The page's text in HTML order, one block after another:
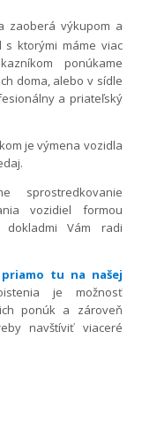
zaoberá výkupom a
s ktorými máme viac
ponúkame
doma, alebo v sídle
a priateľský
je výmena vozidla
sprostredkovanie
vozidiel formou
Vám radi
tu na našej
je možnosť
ponúk a zároveň
navštíviť viaceré